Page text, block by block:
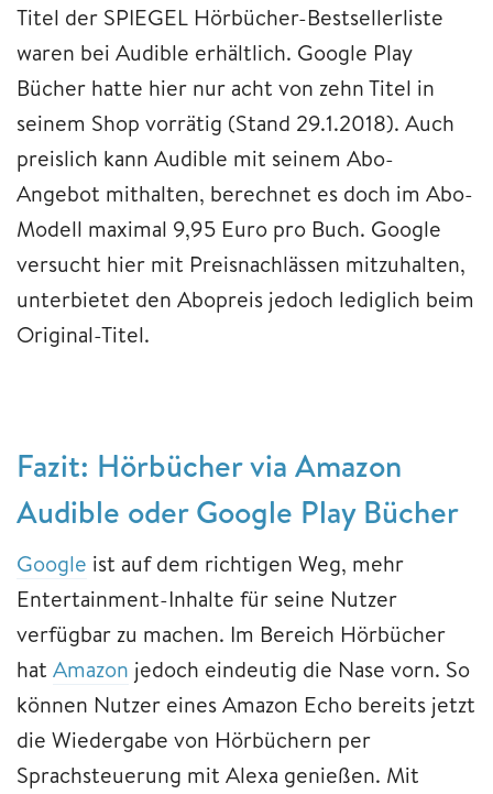
Titel der SPIEGEL Hörbücher-Bestsellerliste
waren bei Audible erhältlich. Google Play
Bücher hatte hier nur acht von zehn Titel in
seinem Shop vorrätig (Stand 29.1.2018). Auch
preislich kann Audible mit seinem Abo-
Angebot mithalten, berechnet es doch im Abo-
Modell maximal 9,95 Euro pro Buch. Google
versucht hier mit Preisnachlässen mitzuhalten,
unterbietet den Abopreis jedoch lediglich beim
Original-Titel.
Fazit: Hörbücher via Amazon
Audible oder Google Play Bücher
Google ist auf dem richtigen Weg, mehr
Entertainment-Inhalte für seine Nutzer
verfügbar zu machen. Im Bereich Hörbücher
hat Amazon jedoch eindeutig die Nase vorn. So
können Nutzer eines Amazon Echo bereits jetzt
die Wiedergabe von Hörbüchern per
Sprachsteuerung mit Alexa genießen. Mit